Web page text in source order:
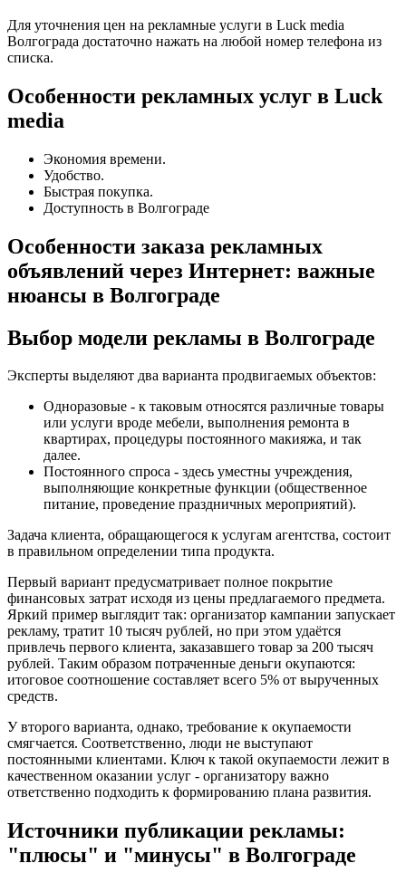
Для уточнения цен на рекламные услуги в Luck media
Волгограда достаточно нажать на любой номер телефона из
списка.
Особенности рекламных услуг в Luck
media
Экономия времени.
Удобство.
Быстрая покупка.
Доступность в Волгограде
Особенности заказа рекламных
объявлений через Интернет: важные
нюансы в Волгограде
Выбор модели рекламы в Волгограде
Эксперты выделяют два варианта продвигаемых объектов:
Одноразовые - к таковым относятся различные товары
или услуги вроде мебели, выполнения ремонта в
квартирах, процедуры постоянного макияжа, и так
далее.
Постоянного спроса - здесь уместны учреждения,
выполняющие конкретные функции (общественное
питание, проведение праздничных мероприятий).
Задача клиента, обращающегося к услугам агентства, состоит
в правильном определении типа продукта.
Первый вариант предусматривает полное покрытие
финансовых затрат исходя из цены предлагаемого предмета.
Яркий пример выглядит так: организатор кампании запускает
рекламу, тратит 10 тысяч рублей, но при этом удаётся
привлечь первого клиента, заказавшего товар за 200 тысяч
рублей. Таким образом потраченные деньги окупаются:
итоговое соотношение составляет всего 5% от вырученных
средств.
У второго варианта, однако, требование к окупаемости
смягчается. Соответственно, люди не выступают
постоянными клиентами. Ключ к такой окупаемости лежит в
качественном оказании услуг - организатору важно
ответственно подходить к формированию плана развития.
Источники публикации рекламы:
"плюсы" и "минусы" в Волгограде